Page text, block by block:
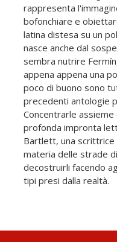
rappresenta
bofonchiare e
latina distesa su un
nasce anche dal
sembra nutrire
appena appena una
poco di buono sono
precedenti antologie
Concentrarle assieme
profonda impronta
Bartlett, una scrittrice
materia delle strade
decostruirli facendo
tipi presi dalla realtà.